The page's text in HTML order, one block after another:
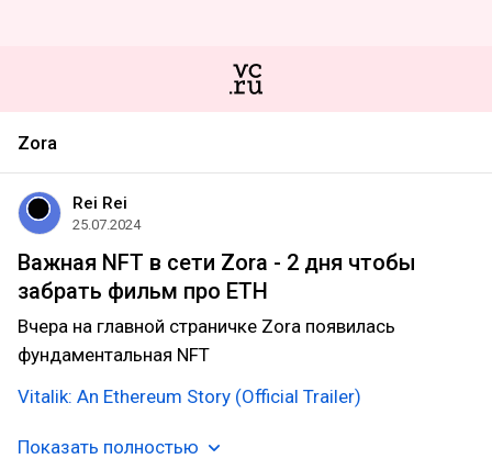
Zora
Rei Rei
25.07.2024
Важная NFT в сети Zora - 2 дня чтобы
забрать фильм про ETH
Вчера на главной страничке Zora появилась
фундаментальная NFT
Vitalik: An Ethereum Story (Official Trailer)
Показать полностью